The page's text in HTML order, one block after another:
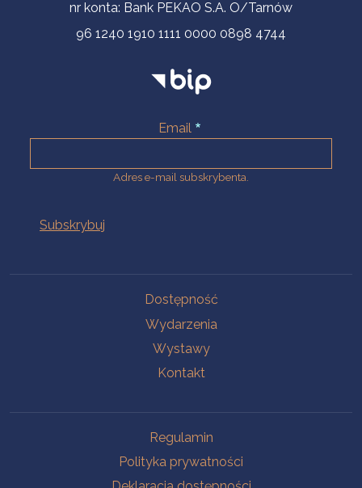
nr konta: Bank PEKAO S.A. O/Tarnów
96 1240 1910 1111 0000 0898 4744
Email
Adres e-mail subskrybenta.
Dostępność
Wydarzenia
Wystawy
Kontakt
Regulamin
Polityka prywatności